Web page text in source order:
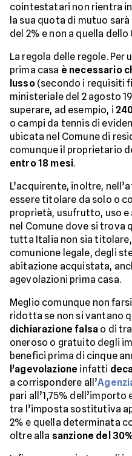
cointestatari non rientra
la sua quota di mutuo
del 2% e non a quella dello
La regola delle regole.
prima casa è necessario
lusso(secondo i requisiti
ministeriale del 2 agosto
superare, ad esempio, i
o campi da tennis di
ubicata nel Comune di
comunque il proprietario
entro 18 mesi.
L’acquirente, inoltre,
essere titolare da solo o
proprietà, usufrutto, uso e
nel Comune dove si trova
tutta Italia non sia titolare,
comunione legale, degli
abitazione acquistata,
agevolazioni prima casa.
Meglio comunque non
ridotta se non si vantano
dichiarazione falsa o di
oneroso o gratuito degli
benefici prima di cinque
l’agevolazione infatti
a corrispondere all’
pari all’1,75%
tra l’imposta sostitutiva
2% e quella determinata
oltre alla sanzione del